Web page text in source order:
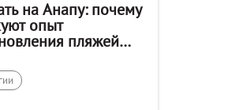
на Анапу: почему
опыт
пляжей